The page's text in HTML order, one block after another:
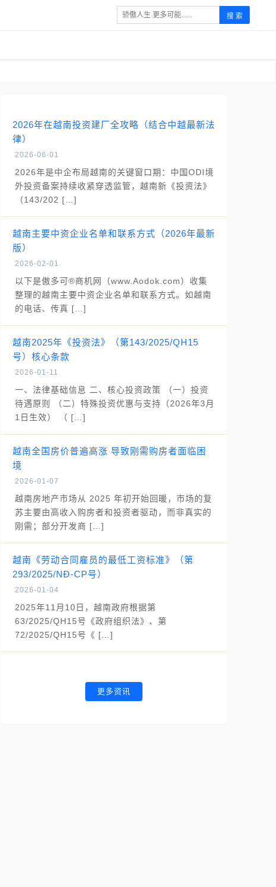
搜 索
2026年在越南投资建厂全攻略（结合中越最新法
律）
2026-06-01
2026年是中企布局越南的关键窗口期：中国ODI境
外投资备案持续收紧穿透监管，越南新《投资法》
（143/202 […]
越南主要中资企业名单和联系方式（2026年最新
版）
2026-02-01
以下是傲多可®商机网（www.Aodok.com）收集
整理的越南主要中资企业名单和联系方式。如越南
的电话、传真 […]
越南2025年《投资法》（第143/2025/QH15
号）核心条款
2026-01-11
一、法律基础信息 二、核心投资政策 （一）投资
待遇原则 （二）特殊投资优惠与支持（2026年3月
1日生效） （ […]
越南全国房价普遍高涨 导致刚需购房者面临困
境
2026-01-07
越南房地产市场从 2025 年初开始回暖，市场的复
苏主要由高收入购房者和投资者驱动，而非真实的
刚需；部分开发商 […]
越南《劳动合同雇员的最低工资标准》（第
293/2025/NĐ-CP号）
2026-01-04
2025年11月10日，越南政府根据第
63/2025/QH15号《政府组织法》、第
72/2025/QH15号《 […]
更多资讯